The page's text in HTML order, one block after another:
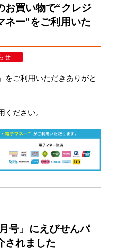
お買い物で“クレジ
ネー”をご利用いた
せ
をご利用いただきありがと
ください。
号」にえびせんパ
されました